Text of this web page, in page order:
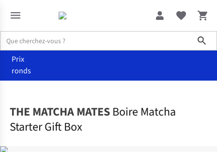
Prix
ronds
THE MATCHA MATES Boire Matcha
Starter Gift Box